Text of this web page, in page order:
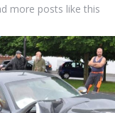
more posts like this